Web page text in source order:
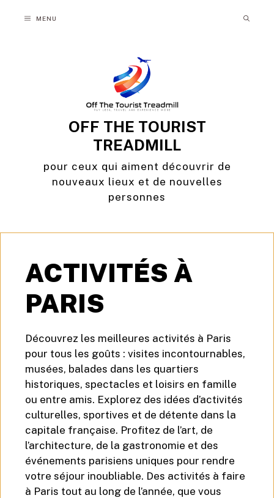
MENU
OFF THE TOURIST
TREADMILL
pour ceux qui aiment découvrir de
nouveaux lieux et de nouvelles
personnes
ACTIVITÉS À
PARIS
Découvrez les meilleures activités à Paris
pour tous les goûts : visites incontournables,
musées, balades dans les quartiers
historiques, spectacles et loisirs en famille
ou entre amis. Explorez des idées d’activités
culturelles, sportives et de détente dans la
capitale française. Profitez de l’art, de
l’architecture, de la gastronomie et des
événements parisiens uniques pour rendre
votre séjour inoubliable. Des activités à faire
à Paris tout au long de l’année, que vous